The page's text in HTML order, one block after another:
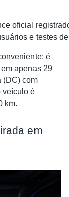
oficial
e testes
é
apenas 29
(DC) com
veículo é
km.
em